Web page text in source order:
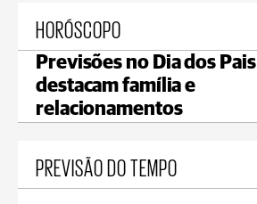
HORÓSCOPO
Previsões no Dia dos Pais
destacam família e
relacionamentos
PREVISÃO DO TEMPO